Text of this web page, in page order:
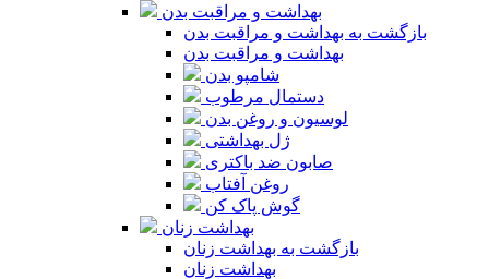
بهداشت و مراقبت بدن
بازگشت به بهداشت و مراقبت بدن
بهداشت و مراقبت بدن
شامپو بدن
دستمال مرطوب
لوسیون و روغن بدن
ژل بهداشتی
صابون ضد باکتری
روغن آفتاب
گوش پاک کن
بهداشت زنان
بازگشت به بهداشت زنان
بهداشت زنان